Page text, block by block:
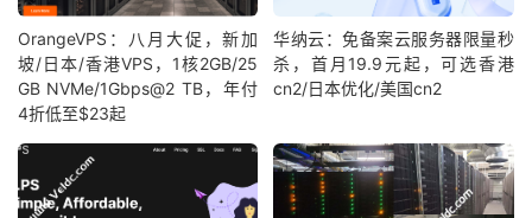
OrangeVPS：八月大促，新加
坡/日本/香港VPS，1核2GB/25
GB NVMe/1Gbps@2 TB，年付
4折低至$23起
华纳云：免备案云服务器限量秒
杀，首月19.9元起，可选香港
cn2/日本优化/美国cn2